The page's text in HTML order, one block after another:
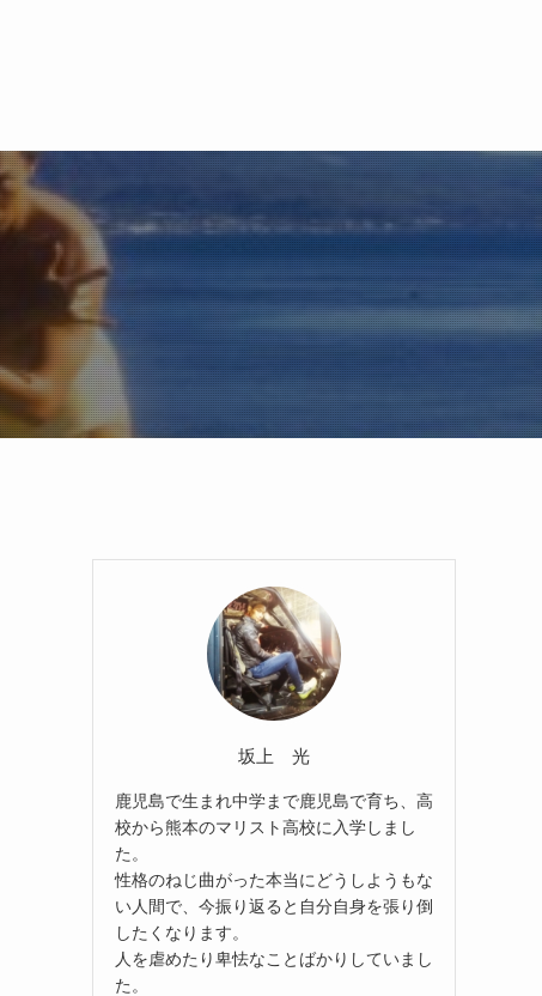
坂上 光
鹿児島で生まれ中学まで鹿児島で育ち、高
校から熊本のマリスト高校に入学しまし
た。
性格のねじ曲がった本当にどうしようもな
い人間で、今振り返ると自分自身を張り倒
したくなります。
人を虐めたり卑怯なことばかりしていまし
た。